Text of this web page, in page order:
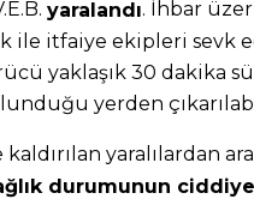
yaralandı. İhbar
ile itfaiye ekipleri sevk
yaklaşık 30 dakika
yerden
kaldırılan yaralılardan
durumunun